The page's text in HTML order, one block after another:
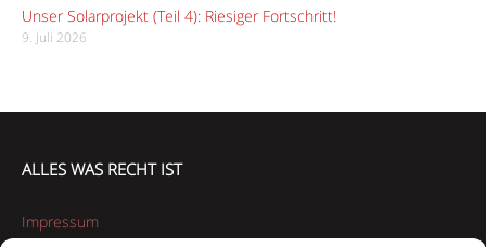
Unser Solarprojekt (Teil 4): Riesiger Fortschritt!
9. Juli 2026
ALLES WAS RECHT IST
Impressum